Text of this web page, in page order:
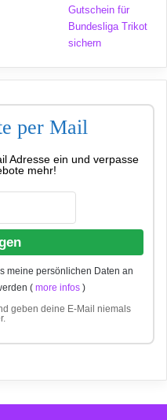
per Mail
Adresse ein und verpasse
mehr!
meine persönlichen Daten an
( more infos )
geben deine E-Mail niemals